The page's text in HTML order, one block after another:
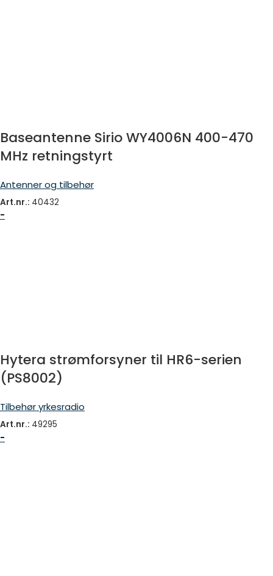
Baseantenne Sirio WY4006N 400-470
MHz retningstyrt
Antenner og tilbehør
Art.nr.: 40432
-
Hytera strømforsyner til HR6-serien
(PS8002)
Tilbehør yrkesradio
Art.nr.: 49295
-